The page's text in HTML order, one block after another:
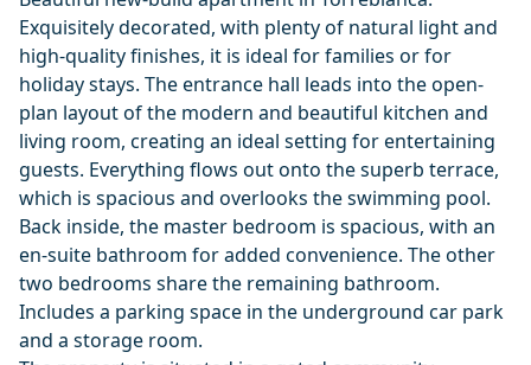
Exquisitely decorated, with plenty of natural light and
high-quality finishes, it is ideal for families or for
holiday stays. The entrance hall leads into the open-
plan layout of the modern and beautiful kitchen and
living room, creating an ideal setting for entertaining
guests. Everything flows out onto the superb terrace,
which is spacious and overlooks the swimming pool.
Back inside, the master bedroom is spacious, with an
en-suite bathroom for added convenience. The other
two bedrooms share the remaining bathroom.
Includes a parking space in the underground car park
and a storage room.